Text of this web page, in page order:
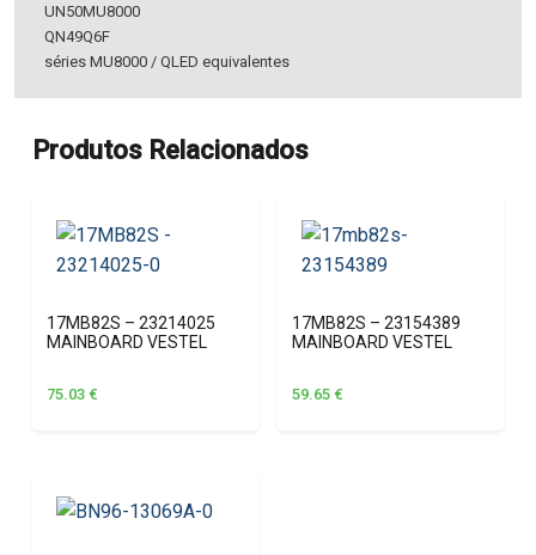
UN50MU8000
QN49Q6F
séries MU8000 / QLED equivalentes
Produtos Relacionados
17MB82S – 23214025
MAINBOARD VESTEL
75.03 €
17MB82S – 23154389
MAINBOARD VESTEL
59.65 €